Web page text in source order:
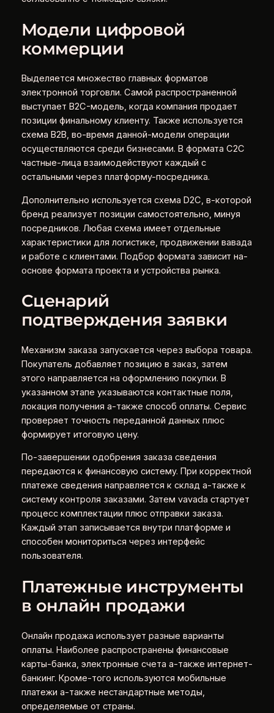
Модели цифровой
коммерции
Выделяется множество главных форматов
электронной торговли. Самой распространенной
выступает B2C-модель, когда компания продает
позиции финальному клиенту. Также используется
схема B2B, во-время данной-модели операции
осуществляются среди бизнесами. В формата C2C
частные-лица взаимодействуют каждый с
остальными через платформу-посредника.
Дополнительно используется схема D2C, в-которой
бренд реализует позиции самостоятельно, минуя
посредников. Любая схема имеет отдельные
характеристики для логистике, продвижении вавада
и работе с клиентами. Подбор формата зависит на-
основе формата проекта и устройства рынка.
Сценарий
подтверждения заявки
Механизм заказа запускается через выбора товара.
Покупатель добавляет позицию в заказ, затем
этого направляется на оформлению покупки. В
указанном этапе указываются контактные поля,
локация получения а-также способ оплаты. Сервис
проверяет точность переданной данных плюс
формирует итоговую цену.
По-завершении одобрения заказа сведения
передаются к финансовую систему. При корректной
платеже сведения направляется к склад а-также к
систему контроля заказами. Затем vavada стартует
процесс комплектации плюс отправки заказа.
Каждый этап записывается внутри платформе и
способен мониториться через интерфейс
пользователя.
Платежные инструменты
в онлайн продажи
Онлайн продажа использует разные варианты
оплаты. Наиболее распространены финансовые
карты-банка, электронные счета а-также интернет-
банкинг. Кроме-того используются мобильные
платежи а-также нестандартные методы,
определяемые от страны.